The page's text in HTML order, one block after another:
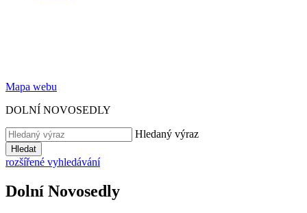
Mapa webu
DOLNÍ NOVOSEDLY
Hledaný výraz
Hledat
rozšířené vyhledávání
Dolní Novosedly